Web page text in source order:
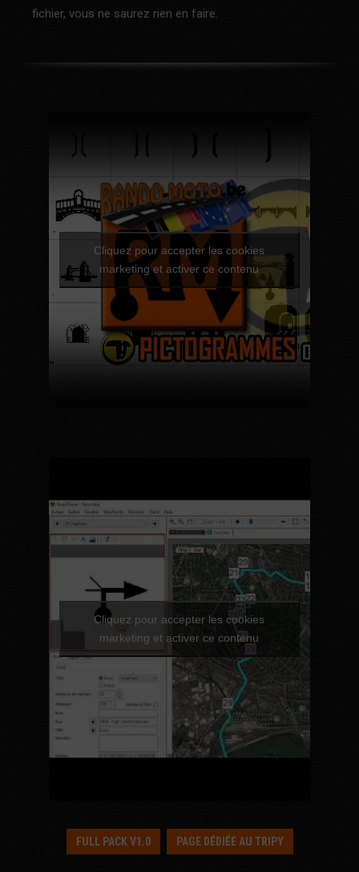
fichier, vous ne saurez rien en faire.
Cliquez pour accepter les cookies
marketing et activer ce contenu
Cliquez pour accepter les cookies
marketing et activer ce contenu
FULL PACK V1.0 PAGE DÉDIÉE AU TRIPY